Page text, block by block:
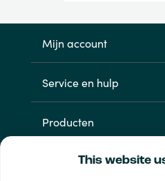
This website
Mijn account
Service en hulp
Producten